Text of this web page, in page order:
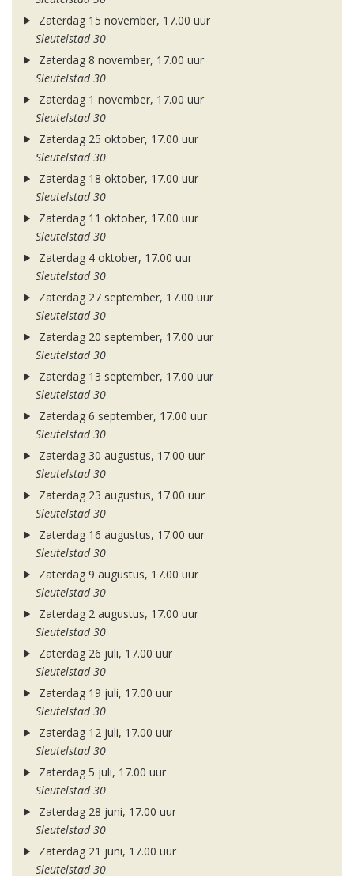
Zaterdag 15 november, 17.00 uur
Sleutelstad 30
Zaterdag 8 november, 17.00 uur
Sleutelstad 30
Zaterdag 1 november, 17.00 uur
Sleutelstad 30
Zaterdag 25 oktober, 17.00 uur
Sleutelstad 30
Zaterdag 18 oktober, 17.00 uur
Sleutelstad 30
Zaterdag 11 oktober, 17.00 uur
Sleutelstad 30
Zaterdag 4 oktober, 17.00 uur
Sleutelstad 30
Zaterdag 27 september, 17.00 uur
Sleutelstad 30
Zaterdag 20 september, 17.00 uur
Sleutelstad 30
Zaterdag 13 september, 17.00 uur
Sleutelstad 30
Zaterdag 6 september, 17.00 uur
Sleutelstad 30
Zaterdag 30 augustus, 17.00 uur
Sleutelstad 30
Zaterdag 23 augustus, 17.00 uur
Sleutelstad 30
Zaterdag 16 augustus, 17.00 uur
Sleutelstad 30
Zaterdag 9 augustus, 17.00 uur
Sleutelstad 30
Zaterdag 2 augustus, 17.00 uur
Sleutelstad 30
Zaterdag 26 juli, 17.00 uur
Sleutelstad 30
Zaterdag 19 juli, 17.00 uur
Sleutelstad 30
Zaterdag 12 juli, 17.00 uur
Sleutelstad 30
Zaterdag 5 juli, 17.00 uur
Sleutelstad 30
Zaterdag 28 juni, 17.00 uur
Sleutelstad 30
Zaterdag 21 juni, 17.00 uur
Sleutelstad 30